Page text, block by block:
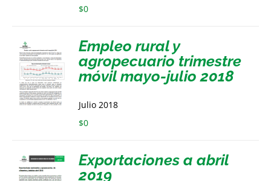
$0
Empleo rural y
agropecuario trimestre
móvil mayo-julio 2018
Julio 2018
$0
Exportaciones a abril
2019